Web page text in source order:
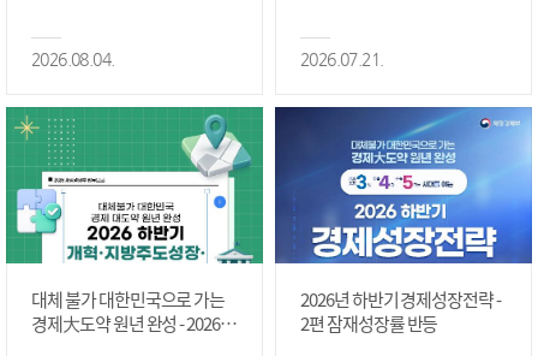
2026.08.04. 2026.07.21.
대체 불가 대한민국으로 가는
경제大도약 원년 완성 - 2026 하
2026년 하반기 경제성장전략 -
2편 잠재성장률 반등